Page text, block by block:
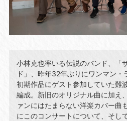
小林克也率いる伝説のバンド、「
ド」、昨年32年ぶりにワンマン
初期作品にゲスト参加していた難
編成。新旧のオリジナル曲に加え
ァンにはたまらない洋楽カバー曲
にこのコンサートについて、そし